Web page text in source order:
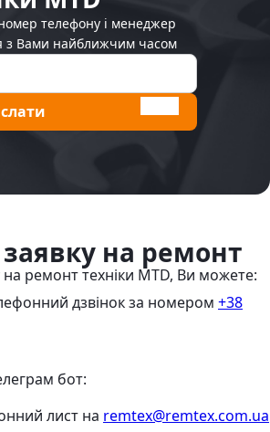
телефону і менеджер
з Вами найближчим часом
на ремонт
ремонт техніки MTD, Ви можете:
дзвінокза номером +38
бот:
лист на remtex@remtex.com.ua